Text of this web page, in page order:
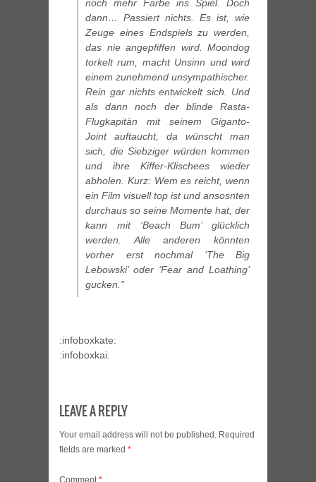
noch mehr Farbe ins Spiel. Doch
dann… Passiert nichts. Es ist, wie
Zeuge eines Endspiels zu werden,
das nie angepfiffen wird. Moondog
torkelt rum, macht Unsinn und wird
einem zunehmend unsympathischer.
Rein gar nichts entwickelt sich. Und
als dann noch der blinde Rasta-
Flugkapitän mit seinem Giganto-
Joint auftaucht, da wünscht man
sich, die Siebziger würden kommen
und ihre Kiffer-Klischees wieder
abholen. Kurz: Wem es reicht, wenn
ein Film visuell top ist und ansosnten
durchaus so seine Momente hat, der
kann mit ‘Beach Bum’ glücklich
werden. Alle anderen könnten
vorher erst nochmal ‘The Big
Lebowski’ oder ‘Fear and Loathing’
gucken.”
:infoboxkate:
:infoboxkai:
LEAVE A REPLY
Your email address will not be published. Required
fields are marked *
Comment*